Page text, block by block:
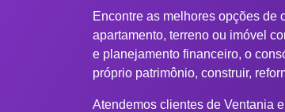
Encontre as melhores opções de
apartamento, terreno ou imóvel
e planejamento financeiro, o
próprio patrimônio, construir,
Atendemos clientes de Ventania